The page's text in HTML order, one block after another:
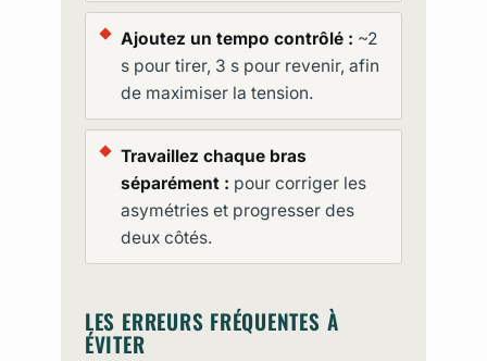
Ajoutez un tempo contrôlé : ~2
s pour tirer, 3 s pour revenir, afin
de maximiser la tension.
Travaillez chaque bras
séparément : pour corriger les
asymétries et progresser des
deux côtés.
LES ERREURS FRÉQUENTES À
ÉVITER